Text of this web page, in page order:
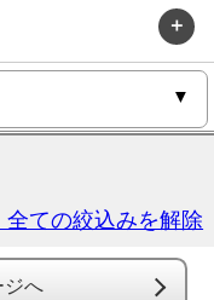
全ての絞込みを解除
ジへ